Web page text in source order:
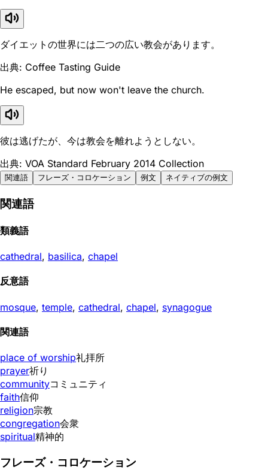
ダイエットの世界には二つの広い教会があります。
出典: Coffee Tasting Guide
He escaped, but now won't leave the church.
彼は逃げたが、今は教会を離れようとしない。
出典: VOA Standard February 2014 Collection
関連語 フレーズ・コロケーション 例文 ネイティブの例文
関連語
類義語
cathedral, basilica, chapel
反意語
mosque, temple, cathedral, chapel, synagogue
関連語
place of worship礼拝所
prayer祈り
communityコミュニティ
faith信仰
religion宗教
congregation会衆
spiritual精神的
フレーズ・コロケーション